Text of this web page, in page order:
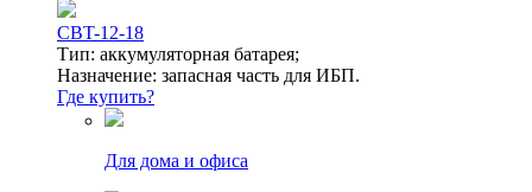
CBT-12-18
Тип: аккумуляторная батарея;
Назначение: запасная часть для ИБП.
Где купить?
Для дома и офиса